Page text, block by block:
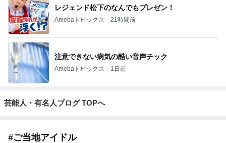
レジェンド松下のなんでもプレゼン！
Amebaトピックス 21時間前
注意できない病気の酷い音声チック
Amebaトピックス 1日前
芸能人・有名人ブログ TOPへ
#ご当地アイドル